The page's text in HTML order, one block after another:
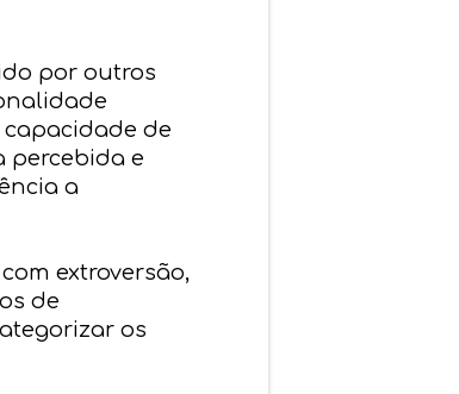
por outros
de
percebida e
a
extroversão,
de
os